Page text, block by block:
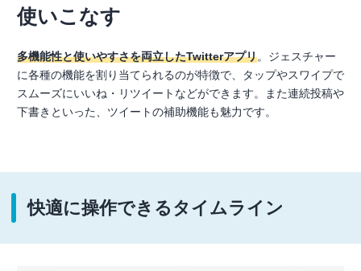
使いこなす
多機能性と使いやすさを両立したTwitterアプリ。ジェスチャー
に各種の機能を割り当てられるのが特徴で、タップやスワイプで
スムーズにいいね・リツイートなどができます。また連続投稿や
下書きといった、ツイートの補助機能も魅力です。
快適に操作できるタイムライン